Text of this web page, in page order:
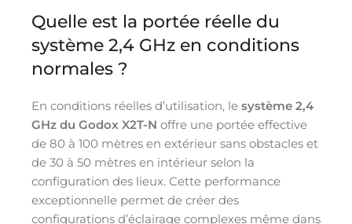
Quelle est la portée réelle du
système 2,4 GHz en conditions
normales ?
En conditions réelles d’utilisation, le système 2,4
GHz du Godox X2T-N offre une portée effective
de 80 à 100 mètres en extérieur sans obstacles et
de 30 à 50 mètres en intérieur selon la
configuration des lieux. Cette performance
exceptionnelle permet de créer des
configurations d’éclairage complexes même dans